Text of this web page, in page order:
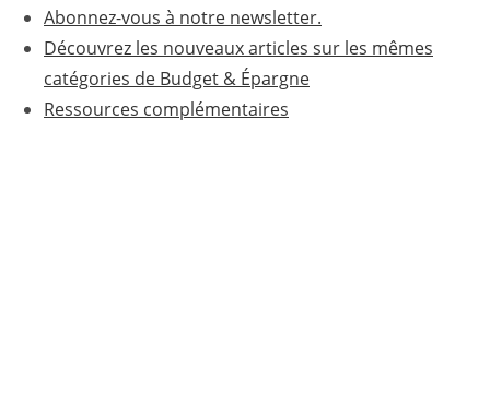
Abonnez-vous à notre newsletter.
Découvrez les nouveaux articles sur les mêmes
catégories de Budget & Épargne
Ressources complémentaires